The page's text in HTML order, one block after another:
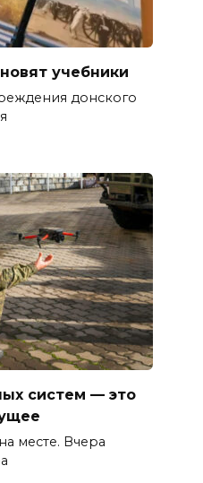
учебники
донского
систем — это
месте. Вчера